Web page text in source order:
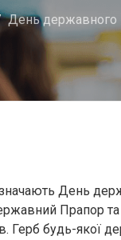
День державного
День
Прапор
Герб будь-